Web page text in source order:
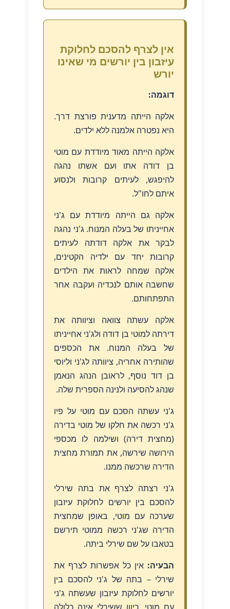
אין לצרף להסכם לחלוקת
עיזבון בין יורשים מי שאינו
דוגמה:
אלקה הייתה מדענית פורצת דרך.
היא נפטרה אלמנה ללא ילדים.
אלקה הייתה מאוד מיודדת עם מוטי
בן דודה אתו ועם אשתו נהגה
להיפגש, לעיתים קרובות ולנסוע
איתם לחו"ל.
אלקה גם הייתה מיודדת עם ג'ני
אחייניתו של בעלה המנוח. ג'ני נהגה
לבקר את אלקה דודתה לעיתים
קרובות יחד עם ילדיה הקטינים,
אלקה שמחה לראות את הילדים
שחשבה אותם לנכדיה ועקבה אחר
התפתחותם.
אלקה עשתה צוואה וציוותה את
דירתה למוטי בן דודה ולג'ני אחייניתו
של בעלה המנוח. את הכספים
שהותירה אחריה, ציוותה לג'ני וליוסי
בן דוד נוסף, לראובן הנהג הנאמן
שנהג להסיעה ולנינה הספרית שלה.
ג'ני עשתה הסכם עם מוטי על פיו
ג'ני רכשה את חלקו של מוטי בדירה
(מחצית דירה) ושילמה לו מכספי
הירושה שירשה, את תמורת מחצית
הדירה שרכשה ממנו.
ג'ני רצתה לצרף את בתה שירלי
להסכם בין יורשים לחלוקת עיזבון
שערכה עם מוטי, באופן שמחצית
הדירה שג'ני רכשה ממוטי תירשם
בטאבו על שם שירלי ביתה.
הבעיה:אין כל אפשרות לצרף את
שירלי – בתה של ג'ני להסכם בין
יורשים לחלוקת עיזבון שעשתה ג'ני
עם מוטי, כיוון ששירלי אינה כלולה